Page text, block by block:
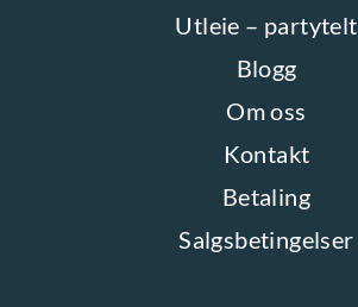
Utleie – partytelt
Blogg
Om oss
Kontakt
Betaling
Salgsbetingelser